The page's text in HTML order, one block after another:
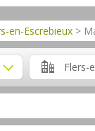
en-Escrebieux >
Flers-